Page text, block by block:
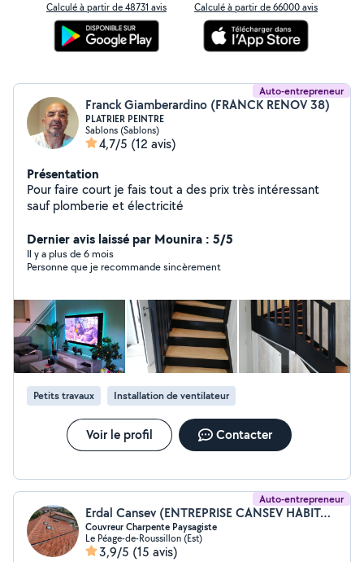
Calculé à partir de 48731 avis Calculé à partir de 66000 avis
Auto-entrepreneur
Franck Giamberardino (FRANCK RENOV 38)
PLATRIER PEINTRE
Sablons (Sablons)
4,7/5 (12 avis)
Présentation
Pour faire court je fais tout a des prix très intéressant
sauf plomberie et électricité
Dernier avis laissé par Mounira : 5/5
Il y a plus de 6 mois
Personne que je recommande sincèrement
Petits travaux Installation de ventilateur
Voir le profil Contacter
Auto-entrepreneur
Erdal Cansev (ENTREPRISE CANSEV HABITAT)
Couvreur Charpente Paysagiste
Le Péage-de-Roussillon (Est)
3,9/5 (15 avis)